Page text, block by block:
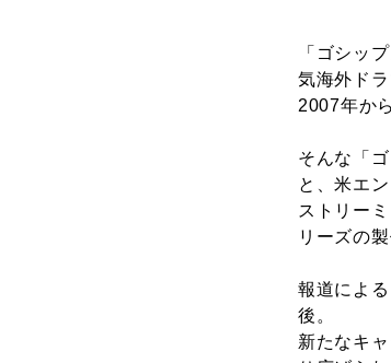
「ゴシッ
気海外ドラ
2007年か
そんな「
と、米エ
ストリー
リーズの
報道によ
後。
新たなキ